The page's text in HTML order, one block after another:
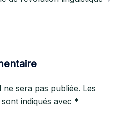
sera pas publiée. Les
indiqués avec *